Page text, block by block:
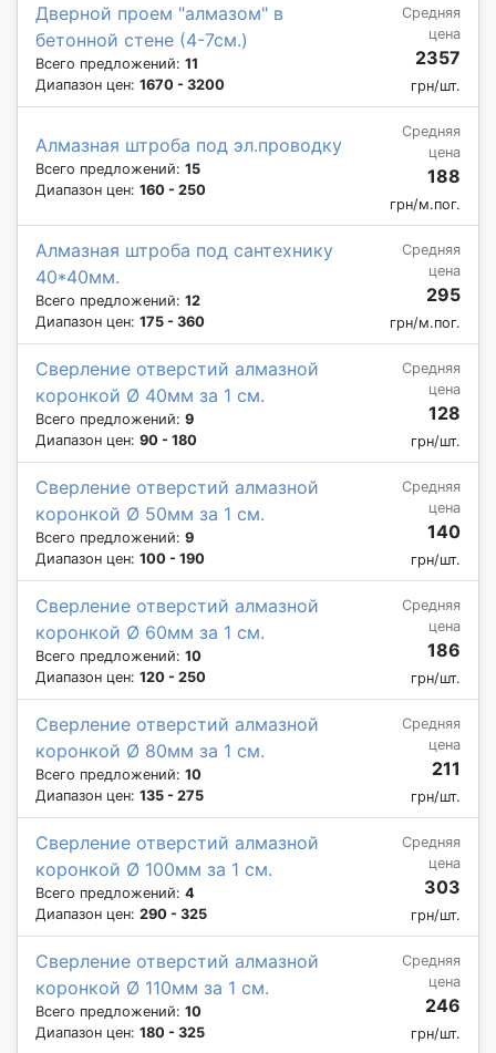
Дверной проем "алмазом" в
бетонной стене (4-7см.)
Всего предложений: 11
Диапазон цен: 1670 - 3200
Средняя
цена
2357
грн/шт.
Алмазная штроба под эл.проводку
Всего предложений: 15
Диапазон цен: 160 - 250
Средняя
цена
188
грн/м.пог.
Алмазная штроба под сантехнику
40*40мм.
Всего предложений: 12
Диапазон цен: 175 - 360
Средняя
цена
295
грн/м.пог.
Сверление отверстий алмазной
коронкой Ø 40мм за 1 см.
Всего предложений: 9
Диапазон цен: 90 - 180
Средняя
цена
128
грн/шт.
Сверление отверстий алмазной
коронкой Ø 50мм за 1 см.
Всего предложений: 9
Диапазон цен: 100 - 190
Средняя
цена
140
грн/шт.
Сверление отверстий алмазной
коронкой Ø 60мм за 1 см.
Всего предложений: 10
Диапазон цен: 120 - 250
Средняя
цена
186
грн/шт.
Сверление отверстий алмазной
коронкой Ø 80мм за 1 см.
Всего предложений: 10
Диапазон цен: 135 - 275
Средняя
цена
211
грн/шт.
Сверление отверстий алмазной
коронкой Ø 100мм за 1 см.
Всего предложений: 4
Диапазон цен: 290 - 325
Средняя
цена
303
грн/шт.
Сверление отверстий алмазной
коронкой Ø 110мм за 1 см.
Всего предложений: 10
Диапазон цен: 180 - 325
Средняя
цена
246
грн/шт.